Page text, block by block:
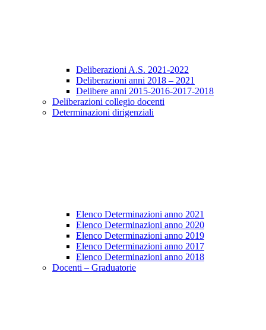
Deliberazioni A.S. 2021-2022
Deliberazioni anni 2018 – 2021
Delibere anni 2015-2016-2017-2018
Deliberazioni collegio docenti
Determinazioni dirigenziali
Elenco Determinazioni anno 2021
Elenco Determinazioni anno 2020
Elenco Determinazioni anno 2019
Elenco Determinazioni anno 2017
Elenco Determinazioni anno 2018
Docenti – Graduatorie